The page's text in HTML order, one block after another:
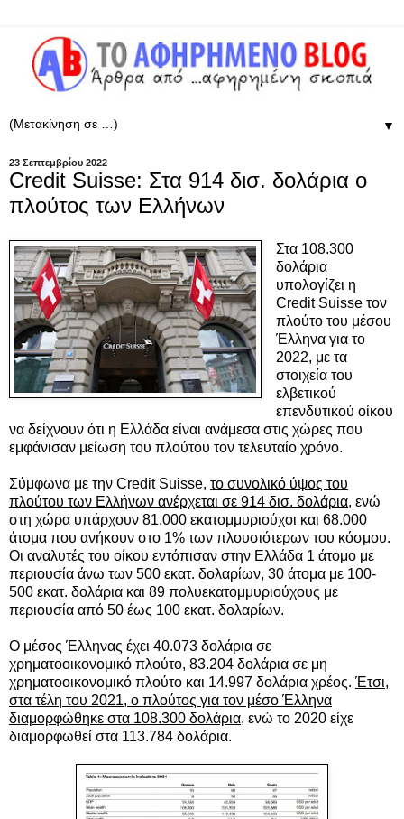
▼
23 Σεπτεμβρίου 2022
Credit Suisse: Στα 914 δισ. δολάρια ο
πλούτος των Ελλήνων
Στα 108.300
δολάρια
υπολογίζει η
Credit Suisse τον
πλούτο του μέσου
Έλληνα για το
2022, με τα
στοιχεία του
ελβετικού
επενδυτικού οίκου
να δείχνουν ότι η Ελλάδα είναι ανάμεσα στις χώρες που
εμφάνισαν μείωση του πλούτου τον τελευταίο χρόνο.
Σύμφωνα με την Credit Suisse, το συνολικό ύψος του
πλούτου των Ελλήνων ανέρχεται σε 914 δισ. δολάρια, ενώ
στη χώρα υπάρχουν 81.000 εκατομμυριούχοι και 68.000
άτομα που ανήκουν στο 1% των πλουσιότερων του κόσμου.
Οι αναλυτές του οίκου εντόπισαν στην Ελλάδα 1 άτομο με
περιουσία άνω των 500 εκατ. δολαρίων, 30 άτομα με 100-
500 εκατ. δολάρια και 89 πολυεκατομμυριούχους με
περιουσία από 50 έως 100 εκατ. δολαρίων.
Ο μέσος Έλληνας έχει 40.073 δολάρια σε
χρηματοοικονομικό πλούτο, 83.204 δολάρια σε μη
χρηματοοικονομικό πλούτο και 14.997 δολάρια χρέος. Έτσι,
στα τέλη του 2021, ο πλούτος για τον μέσο Έλληνα
διαμορφώθηκε στα 108.300 δολάρια, ενώ το 2020 είχε
διαμορφωθεί στα 113.784 δολάρια.